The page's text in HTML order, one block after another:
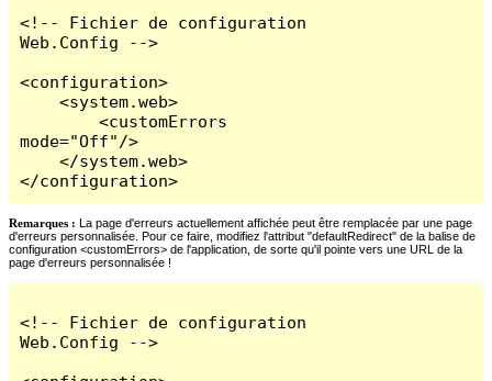
<!-- Fichier de configuration
Web.Config -->
<configuration>
    <system.web>
        <customErrors
mode="Off"/>
    </system.web>
</configuration>
Remarques : La page d'erreurs actuellement affichée peut être remplacée par une page
d'erreurs personnalisée. Pour ce faire, modifiez l'attribut "defaultRedirect" de la balise de
configuration <customErrors> de l'application, de sorte qu'il pointe vers une URL de la
page d'erreurs personnalisée !
<!-- Fichier de configuration
Web.Config -->